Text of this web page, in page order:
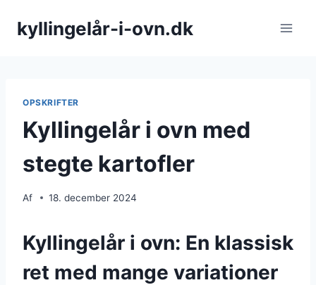
kyllingelår-i-ovn.dk
OPSKRIFTER
Kyllingelår i ovn med
stegte kartofler
Af 18. december 2024
Kyllingelår i ovn: En klassisk
ret med mange variationer